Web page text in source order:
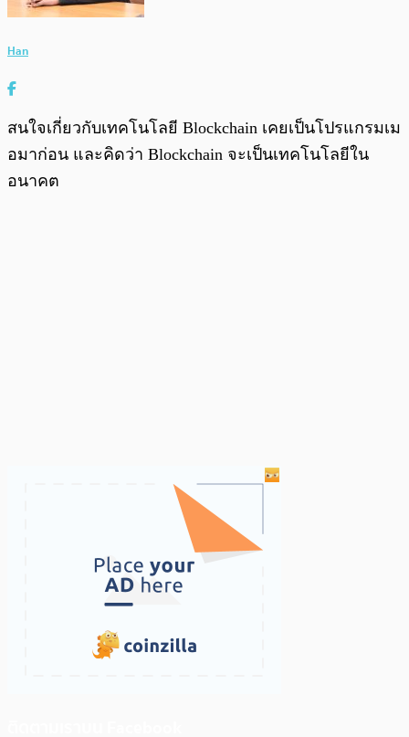
Han
สนใจเกี่ยวกับเทคโนโลยี Blockchain เคยเป็นโปรแกรมเม
อมาก่อน และคิดว่า Blockchain จะเป็นเทคโนโลยีใน
อนาคต